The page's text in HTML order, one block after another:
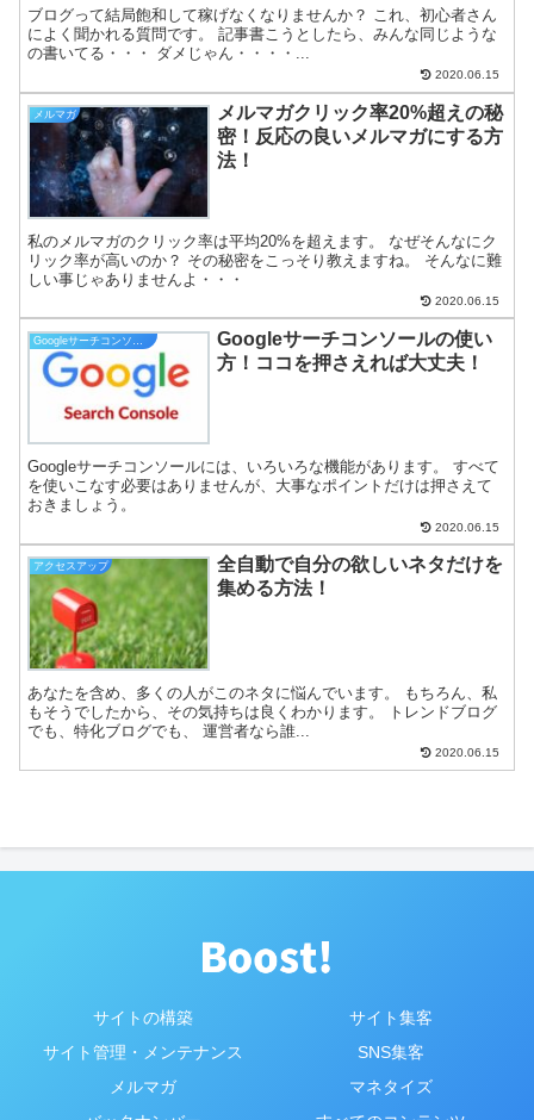
ブログって結局飽和して稼げなくなりませんか？ これ、初心者さん
によく聞かれる質問です。 記事書こうとしたら、みんな同じような
の書いてる・・・ ダメじゃん・・・・...
2020.06.15
メルマガ
メルマガクリック率20%超えの秘
密！反応の良いメルマガにする方
法！
私のメルマガのクリック率は平均20%を超えます。 なぜそんなにク
リック率が高いのか？ その秘密をこっそり教えますね。 そんなに難
しい事じゃありませんよ・・・
2020.06.15
Googleサーチコンソールの使い
方！ココを押さえれば大丈夫！
Googleサーチコンソールには、いろいろな機能があります。 すべて
を使いこなす必要はありませんが、大事なポイントだけは押さえて
おきましょう。
2020.06.15
アクセスアップ
全自動で自分の欲しいネタだけを
集める方法！
あなたを含め、多くの人がこのネタに悩んでいます。 もちろん、私
もそうでしたから、その気持ちは良くわかります。 トレンドブログ
でも、特化ブログでも、 運営者なら誰...
2020.06.15
サイトの構築
サイト集客
サイト管理・メンテナンス
SNS集客
メルマガ
マネタイズ